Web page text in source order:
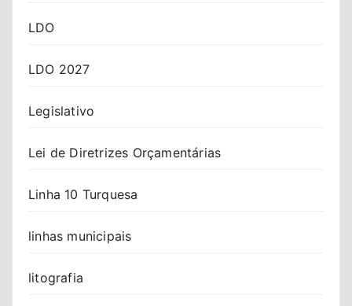
LDO
LDO 2027
Legislativo
Lei de Diretrizes Orçamentárias
Linha 10 Turquesa
linhas municipais
litografia